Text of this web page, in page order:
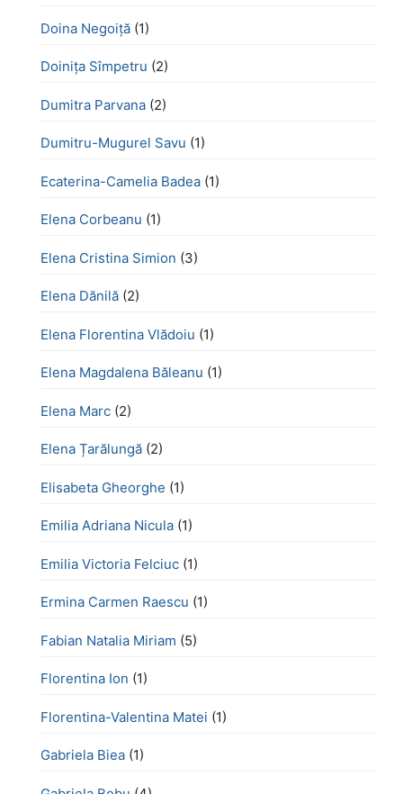
Doina Negoiță (1)
Doinița Sîmpetru (2)
Dumitra Parvana (2)
Dumitru-Mugurel Savu (1)
Ecaterina-Camelia Badea (1)
Elena Corbeanu (1)
Elena Cristina Simion (3)
Elena Dănilă (2)
Elena Florentina Vlădoiu (1)
Elena Magdalena Băleanu (1)
Elena Marc (2)
Elena Țarălungă (2)
Elisabeta Gheorghe (1)
Emilia Adriana Nicula (1)
Emilia Victoria Felciuc (1)
Ermina Carmen Raescu (1)
Fabian Natalia Miriam (5)
Florentina Ion (1)
Florentina-Valentina Matei (1)
Gabriela Biea (1)